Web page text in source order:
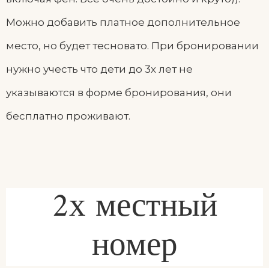
Можно добавить платное дополнительное
место, но будет тесновато. При бронировании
нужно учесть что дети до 3х лет не
указываются в форме бронирования, они
бесплатно проживают.
2х местный
номер